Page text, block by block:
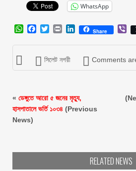
WhatsApp
WhatsApp
Facebook
Twitter
Print LinkedIn
Share
সিলেট নগরী Comments
« ডেঙ্গুতে আরো ৫ জনের মৃত্যু,
হাসপাতালে ভর্তি ১০৩৪ (Previous
News)
RELATED NEWS